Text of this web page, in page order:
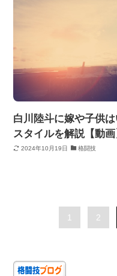
白川陸斗に嫁や子供
スタイルを解説【動画
2024年10月19日 格闘技
1 2